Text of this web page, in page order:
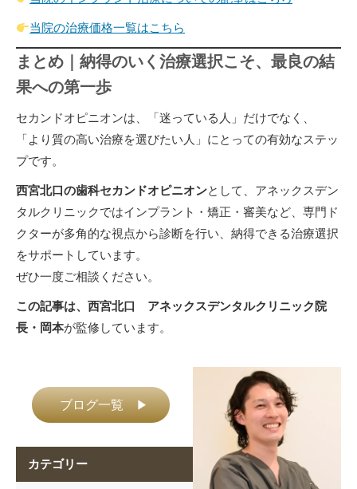
当院の治療価格一覧はこちら
まとめ｜納得のいく治療選択こそ、最良の結
果への第一歩
セカンドオピニオンは、「迷っている人」だけでなく、
「より質の高い治療を選びたい人」にとっての有効なステッ
プです。
西宮北口の歯科セカンドオピニオンとして、アネックスデン
タルクリニックではインプラント・矯正・審美など、専門ド
クターが多角的な視点から診断を行い、納得できる治療選択
をサポートしています。
ぜひ一度ご相談ください。
この記事は、西宮北口 アネックスデンタルクリニック院
長・岡本が監修しています。
ブログ一覧 ▶
カテゴリー